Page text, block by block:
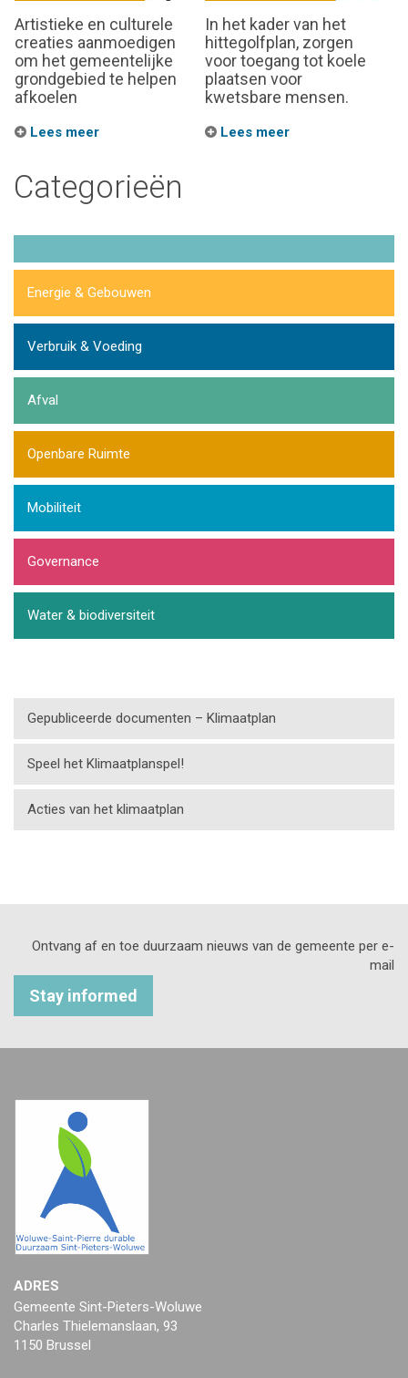
Artistieke en culturele
creaties aanmoedigen
om het gemeentelijke
grondgebied te helpen
afkoelen
Lees meer
In het kader van het
hittegolfplan, zorgen
voor toegang tot koele
plaatsen voor
kwetsbare mensen.
Lees meer
Categorieën
Energie & Gebouwen
Verbruik & Voeding
Afval
Openbare Ruimte
Mobiliteit
Governance
Water & biodiversiteit
Gepubliceerde documenten – Klimaatplan
Speel het Klimaatplanspel!
Acties van het klimaatplan
Ontvang af en toe duurzaam nieuws van de gemeente per e-
mail
Stay informed
ADRES
Gemeente Sint-Pieters-Woluwe
Charles Thielemanslaan, 93
1150 Brussel